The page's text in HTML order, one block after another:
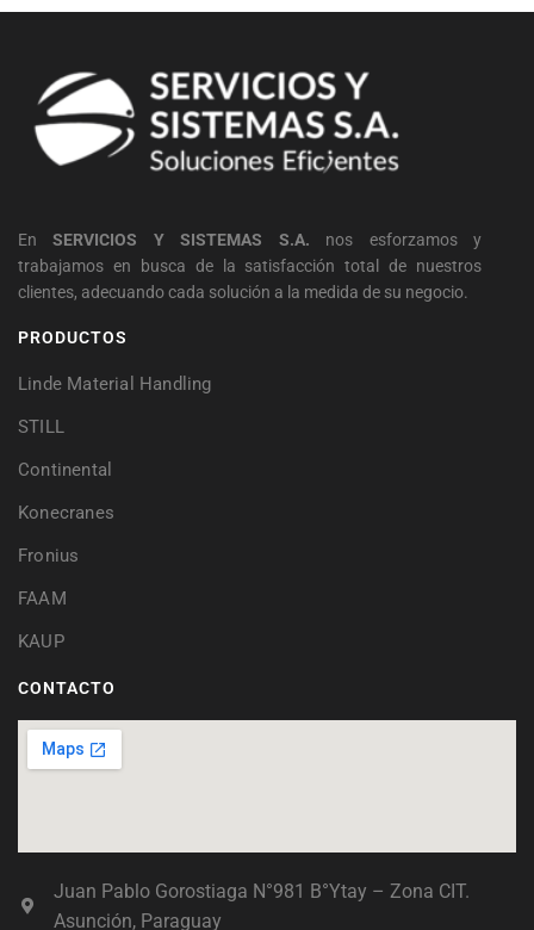
EnSERVICIOS Y SISTEMAS S.A. nos esforzamos y
trabajamos en busca de la satisfacción total de nuestros
clientes, adecuando cada solución a la medida de su negocio.
PRODUCTOS
Linde Material Handling
STILL
Continental
Konecranes
Fronius
FAAM
KAUP
CONTACTO
Juan Pablo Gorostiaga N°981 B°Ytay – Zona CIT.
Asunción, Paraguay